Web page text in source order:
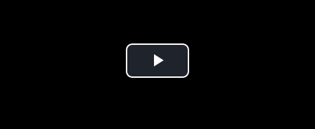
Play Video